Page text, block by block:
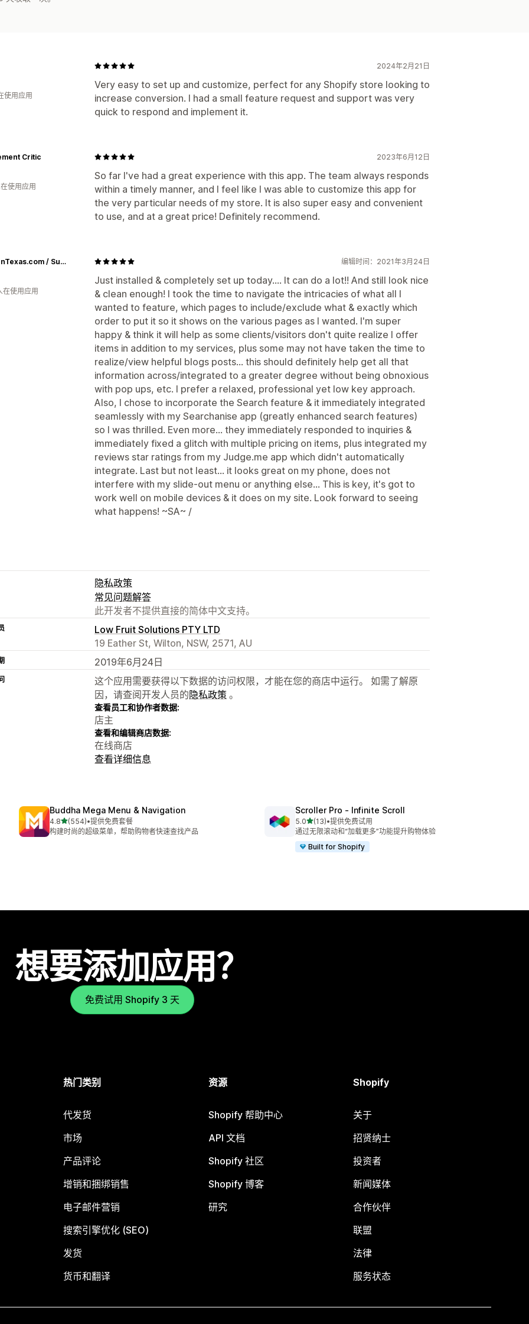
2024年2月21日
Very easy to set up and customize, perfect for any Shopify store looking to
increase conversion. I had a small feature request and support was very
quick to respond and implement it.
使用应用
2023年6月12日
So far I've had a great experience with this app. The team always responds
within a timely manner, and I feel like I was able to customize this app for
the very particular needs of my store. It is also super easy and convenient
to use, and at a great price! Definitely recommend.
Critic
使用应用
编辑时间：2021年3月24日
Just installed & completely set up today.... It can do a lot!! And still look nice
& clean enough! I took the time to navigate the intricacies of what all I
wanted to feature, which pages to include/exclude what & exactly which
order to put it so it shows on the various pages as I wanted. I'm super
happy & think it will help as some clients/visitors don't quite realize I offer
items in addition to my services, plus some may not have taken the time to
realize/view helpful blogs posts... this should definitely help get all that
information across/integrated to a greater degree without being obnoxious
with pop ups, etc. I prefer a relaxed, professional yet low key approach.
Also, I chose to incorporate the Search feature & it immediately integrated
seamlessly with my Searchanise app (greatly enhanced search features)
so I was thrilled. Even more... they immediately responded to inquiries &
immediately fixed a glitch with multiple pricing on items, plus integrated my
reviews star ratings from my Judge.me app which didn't automatically
integrate. Last but not least... it looks great on my phone, does not
interfere with my slide-out menu or anything else... This is key, it's got to
work well on mobile devices & it does on my site. Look forward to seeing
what happens! ~SA~ /
SueAnnTexas.com / Sue Ann's Flying Star Ranch, LLC
在使用应用
隐私政策
常见问题解答
此开发者不提供直接的简体中文支持。
Low Fruit Solutions PTY LTD
19 Eather St, Wilton, NSW, 2571, AU
2019年6月24日
这个应用需要获得以下数据的访问权限，才能在您的商店中运行。 如需了解原
因，请查阅开发人员的隐私政策 。
查看员工和协作者数据:
店主
查看和编辑商店数据:
在线商店
查看详细信息
Buddha Mega Menu & Navigation
4.8星（满分 5 星）
(554)
总共 554 条评论
•提供免费套餐
构建时尚的超级菜单，帮助购物者快速查找产品
Scroller Pro ‑ Infinite Scroll
5.0星（满分 5 星）
(13)
总共 13 条评论
•提供免费试用
通过无限滚动和“加载更多”功能提升购物体验
Built for Shopify
想要添加应用？
免费试用 Shopify 3 天
热门类别
代发货
市场
产品评论
增销和捆绑销售
电子邮件营销
搜索引擎优化 (SEO)
发货
货币和翻译
资源
Shopify 帮助中心
API 文档
Shopify 社区
Shopify 博客
研究
Shopify
关于
招贤纳士
投资者
新闻媒体
合作伙伴
联盟
法律
服务状态